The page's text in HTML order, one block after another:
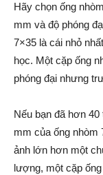
Hãy chọn ống
mm và độ phóng
7×35 là cái nhỏ
học. Một cặp ống
phóng đại nhưng
Nếu bạn đã hơn
mm của ống nhòm
ảnh lớn hơn một
lượng, một cặp